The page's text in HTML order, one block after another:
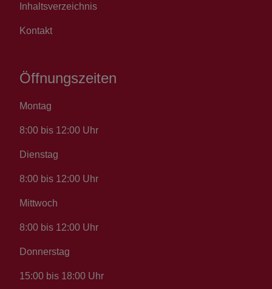
Inhaltsverzeichnis
Kontakt
Öffnungszeiten
Montag
8:00 bis 12:00 Uhr
Dienstag
8:00 bis 12:00 Uhr
Mittwoch
8:00 bis 12:00 Uhr
Donnerstag
15:00 bis 18:00 Uhr